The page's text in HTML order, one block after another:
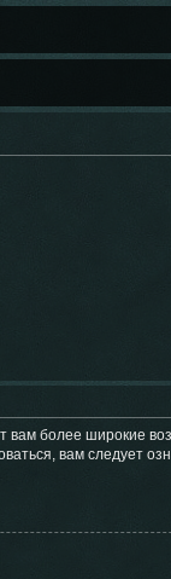
вам более широкие
вам следует